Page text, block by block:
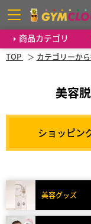
商品カテゴリ
TOP カテゴリーか
美容
ショッピン
美容グッズ